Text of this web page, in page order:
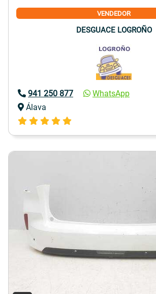
VENDEDOR
DESGUACE LOGROÑO
941 250 877
WhatsApp
Álava